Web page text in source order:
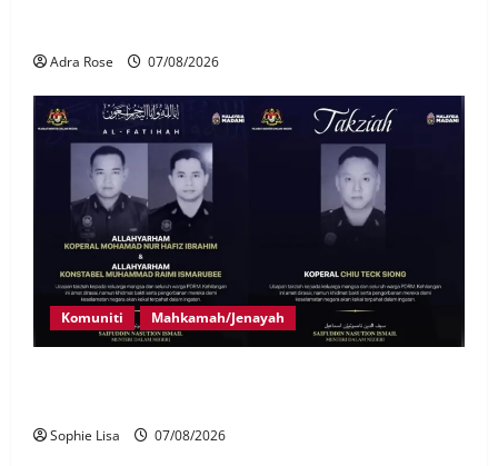
Adra Rose 07/08/2026
Komuniti Mahkamah/Jenayah
Sophie Lisa 07/08/2026